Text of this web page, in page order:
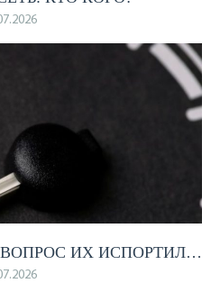
ИХ ИСПОРТИЛ…